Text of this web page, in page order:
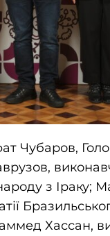
Чубаров,
з Іраку;
Хассан,